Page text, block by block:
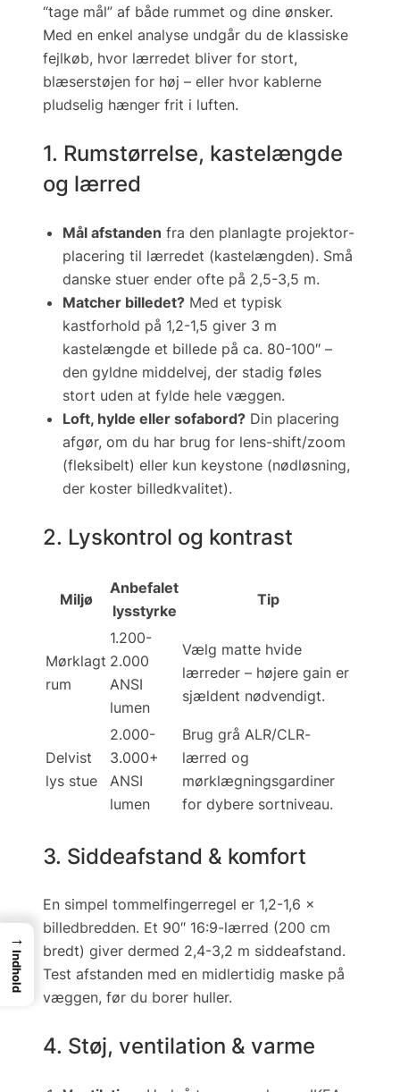
“tage mål” af både rummet og dine ønsker.
Med en enkel analyse undgår du de klassiske
fejlkøb, hvor lærredet bliver for stort,
blæserstøjen for høj – eller hvor kablerne
pludselig hænger frit i luften.
1. Rum­størrelse, kastelængde
og lærred
Mål afstanden fra den planlagte projektor­
placering til lærredet (kastelængden). Små
danske stuer ender ofte på 2,5-3,5 m.
Matcher billedet? Med et typisk
kastforhold på 1,2-1,5 giver 3 m
kastelængde et billede på ca. 80-100″ –
den gyldne middelvej, der stadig føles
stort uden at fylde hele væggen.
Loft, hylde eller sofabord? Din placering
afgør, om du har brug for lens-shift/zoom
(fleksibelt) eller kun keystone (nød­lø­sning,
der koster billed­kva­li­tet).
2. Lyskontrol og kontrast
Miljø
Anbefalet
lysstyrke
Tip
Mørklagt
rum
1.200-
2.000
ANSI
lumen
Vælg matte hvide
lærreder – højere gain er
sjældent nødvendigt.
Delvist
lys stue
2.000-
3.000+
ANSI
lumen
Brug grå ALR/CLR-
lærred og
mørklægningsgardiner
for dybere sortniveau.
3. Siddeafstand & komfort
En simpel tommelfingerregel er 1,2-1,6 ×
billed­bredden. Et 90″ 16:9-lærred (200 cm
bredt) giver dermed 2,4-3,2 m siddeafstand.
Test afstanden med en midlertidig maske på
væggen, før du borer huller.
4. Støj, ventilation & varme
→
Indhold